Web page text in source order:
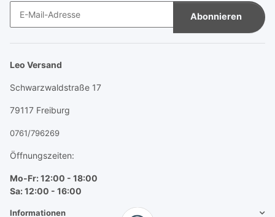
Abonnieren
Leo Versand
Schwarzwaldstraße 17
79117 Freiburg
0761/796269
Öffnungszeiten:
Mo-Fr: 12:00 - 18:00
Sa: 12:00 - 16:00
Informationen